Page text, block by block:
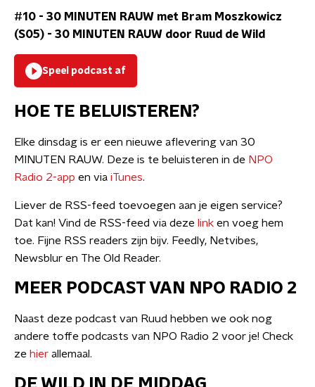
#10 - 30 MINUTEN RAUW met Bram Moszkowicz
(S05) - 30 MINUTEN RAUW door Ruud de Wild
Speel podcast af
HOE TE BELUISTEREN?
Elke dinsdag is er een nieuwe aflevering van 30
MINUTEN RAUW. Deze is te beluisteren in de NPO
Radio 2-app en via iTunes.
Liever de RSS-feed toevoegen aan je eigen service?
Dat kan! Vind de RSS-feed via deze link en voeg hem
toe. Fijne RSS readers zijn bijv. Feedly, Netvibes,
Newsblur en The Old Reader.
MEER PODCAST VAN NPO RADIO 2
Naast deze podcast van Ruud hebben we ook nog
andere toffe podcasts van NPO Radio 2 voor je! Check
ze hier allemaal.